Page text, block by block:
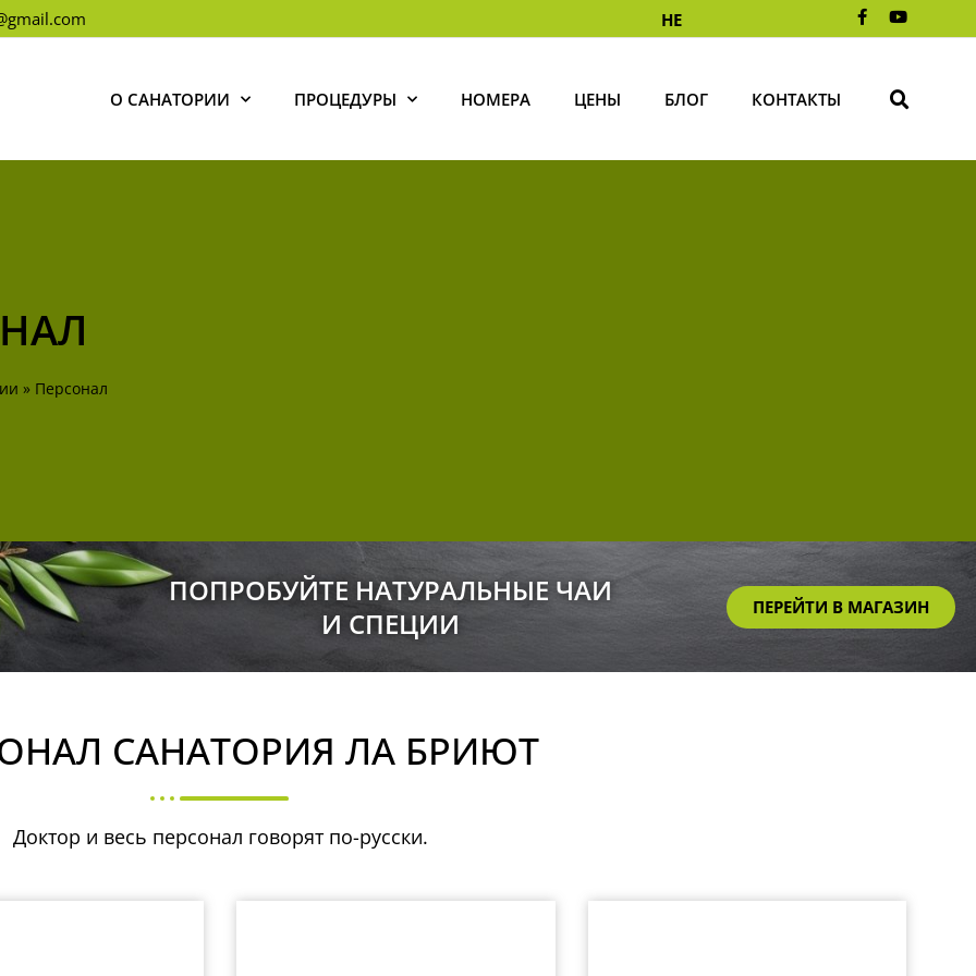
HE
О САНАТОРИИ ПРОЦЕДУРЫ НОМЕРА ЦЕНЫ БЛОГ КОНТАКТЫ
» Персонал
ПОПРОБУЙТЕ НАТУРАЛЬНЫЕ ЧАИ
И СПЕЦИИ
ПЕРЕЙТИ В МАГАЗИН
САНАТОРИЯ ЛА БРИЮТ
Доктор и весь персонал говорят по-русски.
обязательны.